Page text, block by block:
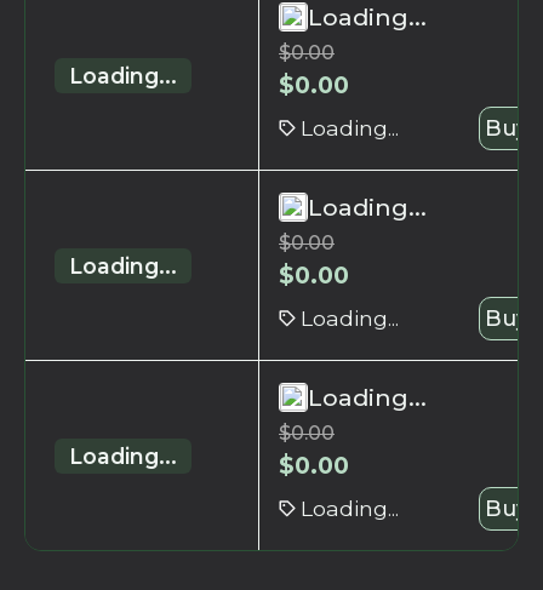
Loading...
Loading...
$0.00
$0.00
Loading... Buy
Loading...
Loading...
$0.00
$0.00
Loading... Buy
Loading...
Loading...
$0.00
$0.00
Loading... Buy